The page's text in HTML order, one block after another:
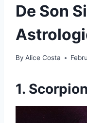
De Son
By Alice Costa
1. Scorpion